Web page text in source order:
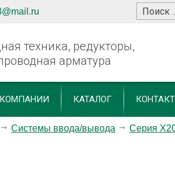
техника, редукторы,
арматура
КАТАЛОГ
Системы ввода/вывода Серия